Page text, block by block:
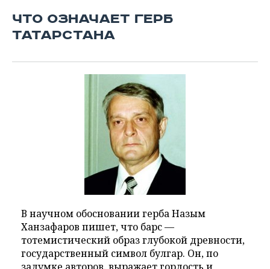
ЧТО ОЗНАЧАЕТ ГЕРБ
ТАТАРСТАНА
В научном обосновании герба Назым
Ханзафаров пишет, что барс —
тотемистический образ глубокой древности,
государственный символ булгар. Он, по